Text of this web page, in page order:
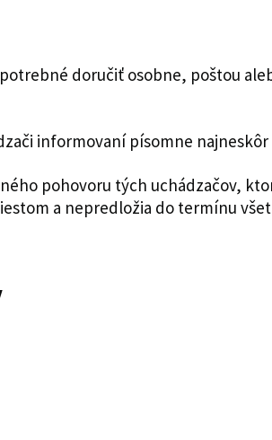
doručiť osobne, poštou
informovaní písomne
pohovoru tých uchádzačov,
a nepredložia do termínu